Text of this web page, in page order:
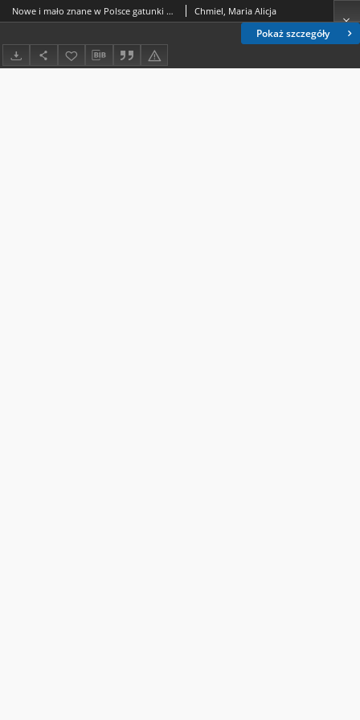
Pokaż szczegóły
Nowe i mało znane w Polsce gatunki Pezizales, zebrane w Roztoczańskim Parku Narodowym Chmiel, Maria Alicja